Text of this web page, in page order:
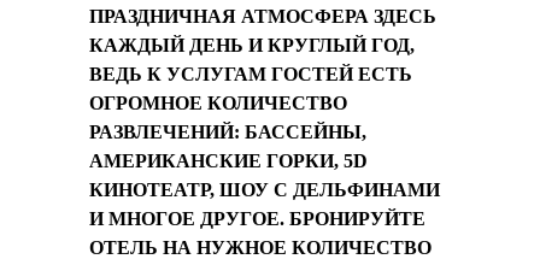
ПРАЗДНИЧНАЯ АТМОСФЕРА ЗДЕСЬ
КАЖДЫЙ ДЕНЬ И КРУГЛЫЙ ГОД,
ВЕДЬ К УСЛУГАМ ГОСТЕЙ ЕСТЬ
ОГРОМНОЕ КОЛИЧЕСТВО
РАЗВЛЕЧЕНИЙ: БАССЕЙНЫ,
АМЕРИКАНСКИЕ ГОРКИ, 5D
КИНОТЕАТР, ШОУ С ДЕЛЬФИНАМИ
И МНОГОЕ ДРУГОЕ. БРОНИРУЙТЕ
ОТЕЛЬ НА НУЖНОЕ КОЛИЧЕСТВО